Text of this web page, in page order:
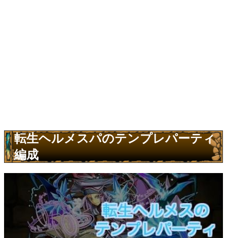
転生ヘルメスパのテンプレパーティ
編成